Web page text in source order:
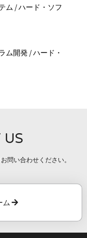
ム / ハード・ソフ
ム開発 / ハード・
US
問い合わせください。
ム